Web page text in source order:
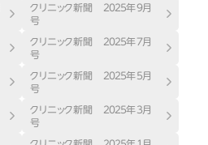
クリニック新聞 ２０２５年９月
号
クリニック新聞 ２０２５年７月
号
クリニック新聞 ２０２５年５月
号
クリニック新聞 ２０２５年３月
号